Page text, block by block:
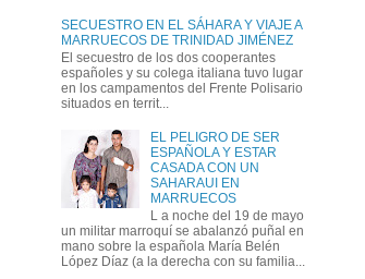
SECUESTRO EN EL SÁHARA Y VIAJE A
MARRUECOS DE TRINIDAD JIMÉNEZ
El secuestro de los dos cooperantes
españoles y su colega italiana tuvo lugar
en los campamentos del Frente Polisario
situados en territ...
EL PELIGRO DE SER
ESPAÑOLA Y ESTAR
CASADA CON UN
SAHARAUI EN
MARRUECOS
L a noche del 19 de mayo
un militar marroquí se abalanzó puñal en
mano sobre la española María Belén
López Díaz (a la derecha con su familia...